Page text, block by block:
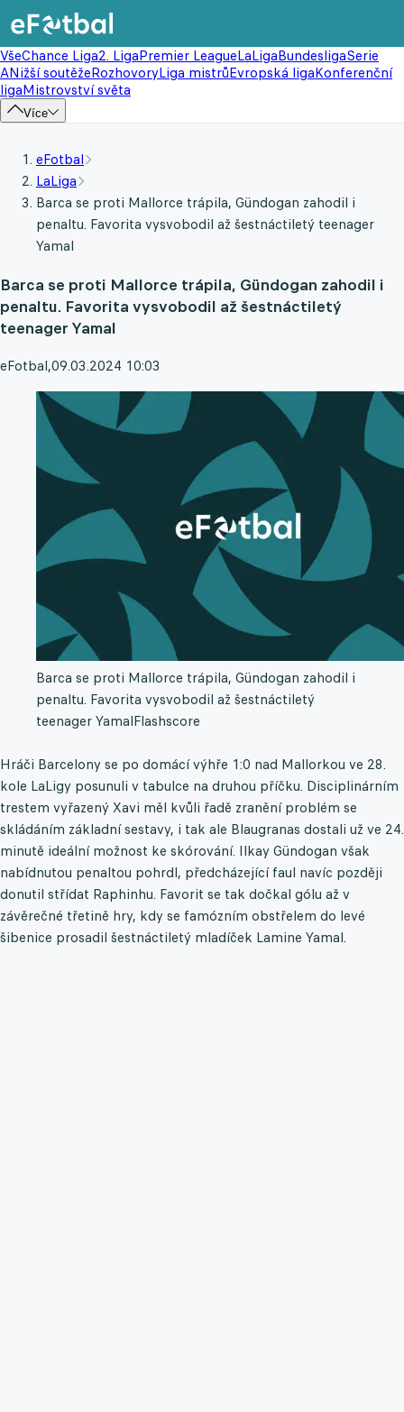
VšeChance Liga2. LigaPremier LeagueLaLigaBundesligaSerie
ANižší soutěžeRozhovoryLiga mistrůEvropská ligaKonferenční
ligaMistrovství světa
Více
eFotbal
LaLiga
Barca se proti Mallorce trápila, Gündogan zahodil i
penaltu. Favorita vysvobodil až šestnáctiletý teenager
Yamal
Barca se proti Mallorce trápila, Gündogan zahodil i
penaltu. Favorita vysvobodil až šestnáctiletý
teenager Yamal
eFotbal,09.03.2024 10:03
Barca se proti Mallorce trápila, Gündogan zahodil i
penaltu. Favorita vysvobodil až šestnáctiletý
teenager YamalFlashscore
Hráči Barcelony se po domácí výhře 1:0 nad Mallorkou ve 28.
kole LaLigy posunuli v tabulce na druhou příčku. Disciplinárním
trestem vyřazený Xavi měl kvůli řadě zranění problém se
skládáním základní sestavy, i tak ale Blaugranas dostali už ve 24.
minutě ideální možnost ke skórování. Ilkay Gündogan však
nabídnutou penaltou pohrdl, předcházející faul navíc později
donutil střídat Raphinhu. Favorit se tak dočkal gólu až v
závěrečné třetině hry, kdy se famózním obstřelem do levé
šibenice prosadil šestnáctiletý mladíček Lamine Yamal.